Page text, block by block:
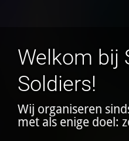
Welkom bij
Soldiers!
Wij organiseren
met als enige doel: